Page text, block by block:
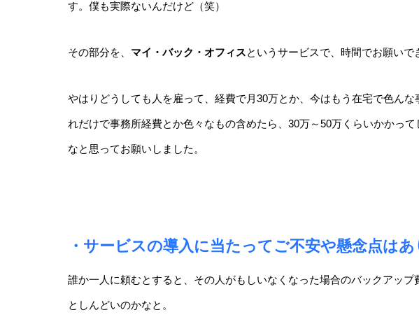
す。僕も実際ないんだけど（笑）
その部分を、 マイ・バック・オフィスというサービスで、時間でお願いで
やはりどうしても人を雇って、経費で月30万とか、今はもう在宅で色ん
れだけで事務所経費とか色々なもの含めたら、30万～50万くらいかかって
なと思ってお願いしました。
・サービスの導入に当たってご不安や懸念点は
誰か一人に頼むとすると、その人がもしいなくなった場合のバックアッ
としんどいのかなと。